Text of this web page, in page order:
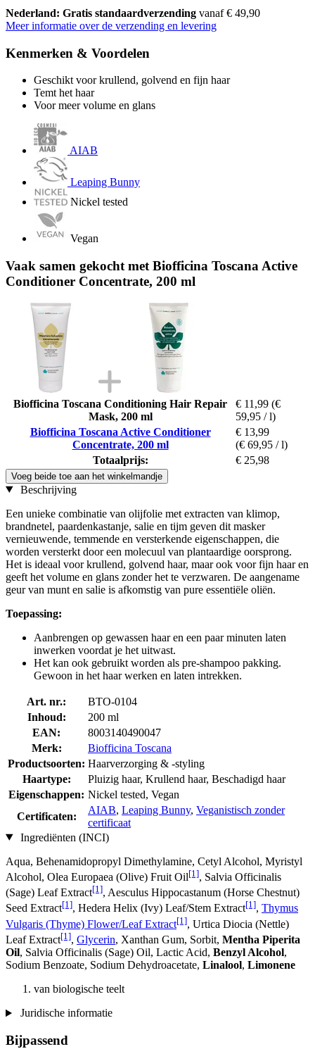
Nederland: Gratis standaardverzending vanaf € 49,90
Meer informatie over de verzending en levering
Kenmerken & Voordelen
Geschikt voor krullend, golvend en fijn haar
Temt het haar
Voor meer volume en glans
AIAB
Leaping Bunny
Nickel tested
Vegan
Vaak samen gekocht met Biofficina Toscana Active
Conditioner Concentrate, 200 ml
Biofficina Toscana Conditioning Hair Repair
Mask, 200 ml
€ 11,99 (€
59,95 / l)
Biofficina Toscana Active Conditioner
Concentrate, 200 ml
€ 13,99
(€ 69,95 / l)
Totaalprijs:
€ 25,98
Voeg beide toe aan het winkelmandje
Beschrijving
Een unieke combinatie van olijfolie met extracten van klimop,
brandnetel, paardenkastanje, salie en tijm geven dit masker
vernieuwende, temmende en versterkende eigenschappen, die
worden versterkt door een molecuul van plantaardige oorsprong.
Het is ideaal voor krullend, golvend haar, maar ook voor fijn haar en
geeft het volume en glans zonder het te verzwaren. De aangename
geur van munt en salie is afkomstig van pure essentiële oliën.
Toepassing:
Aanbrengen op gewassen haar en een paar minuten laten
inwerken voordat je het uitwast.
Het kan ook gebruikt worden als pre-shampoo pakking.
Gewoon in het haar werken en laten intrekken.
Art. nr.:
BTO-0104
Inhoud:
200 ml
EAN:
8003140490047
Merk:
Biofficina Toscana
Productsoorten: Haarverzorging & -styling
Haartype:
Pluizig haar, Krullend haar, Beschadigd haar
Eigenschappen: Nickel tested, Vegan
Certificaten:
AIAB, Leaping Bunny, Veganistisch zonder
certificaat
Ingrediënten (INCI)
Aqua, Behenamidopropyl Dimethylamine, Cetyl Alcohol, Myristyl
Alcohol, Olea Europaea (Olive) Fruit Oil[1], Salvia Officinalis
(Sage) Leaf Extract[1], Aesculus Hippocastanum (Horse Chestnut)
Seed Extract[1], Hedera Helix (Ivy) Leaf/Stem Extract[1], Thymus
Vulgaris (Thyme) Flower/Leaf Extract[1], Urtica Diocia (Nettle)
Leaf Extract[1], Glycerin, Xanthan Gum, Sorbit, Mentha Piperita
Oil, Salvia Officinalis (Sage) Oil, Lactic Acid, Benzyl Alcohol,
Sodium Benzoate, Sodium Dehydroacetate, Linalool, Limonene
van biologische teelt
Juridische informatie
Bijpassend